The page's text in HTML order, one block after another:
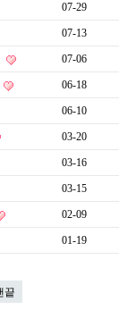
07-29
07-13
07-06
06-18
06-10
03-20
03-16
03-15
02-09
01-19
끝